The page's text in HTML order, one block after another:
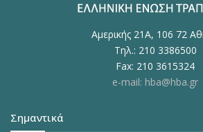
Αμερικής 21Α, 106 72
Τηλ.: 210 3386500
Fax: 210 3615324
e-mail: hba@hba.gr
Σημαντικά